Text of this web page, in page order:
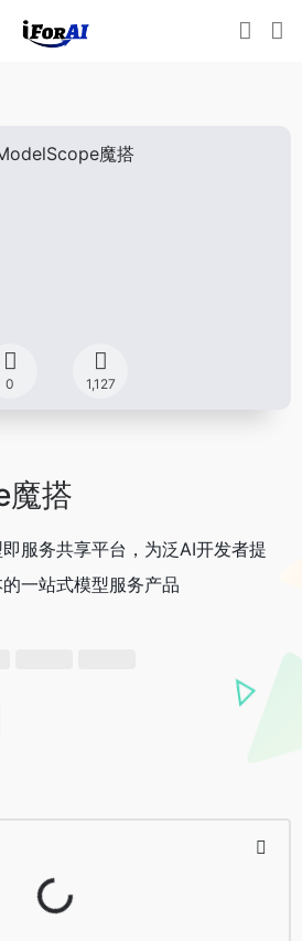
0 1,127
搭
服务共享平台，为泛AI开发者提
一站式模型服务产品
Loading...